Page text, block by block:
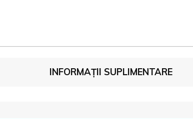
INFORMAȚII SUPLIMENTARE